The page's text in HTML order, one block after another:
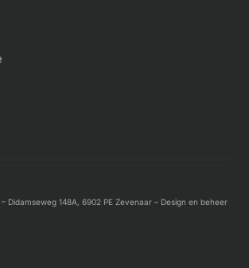
Didamseweg 148A, 6902 PE Zevenaar – Design en beheer